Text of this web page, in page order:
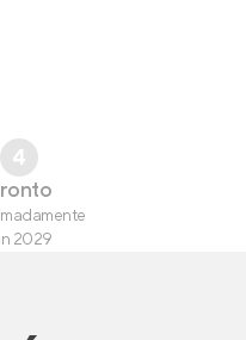
4
2029